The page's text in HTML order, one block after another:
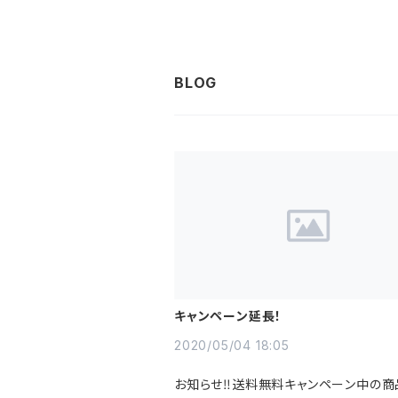
キャンペーン延長！
2020/05/04 18:05
お知らせ‼送料無料キャンペーン中の